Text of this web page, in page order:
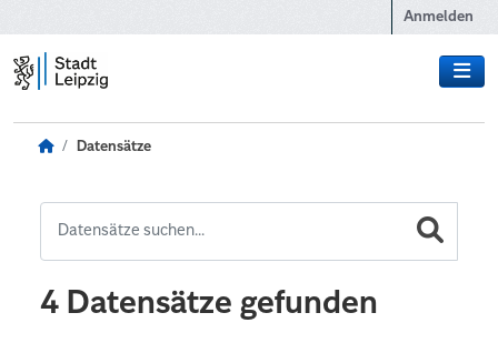
Anmelden
Datensätze
4 Datensätze gefunden